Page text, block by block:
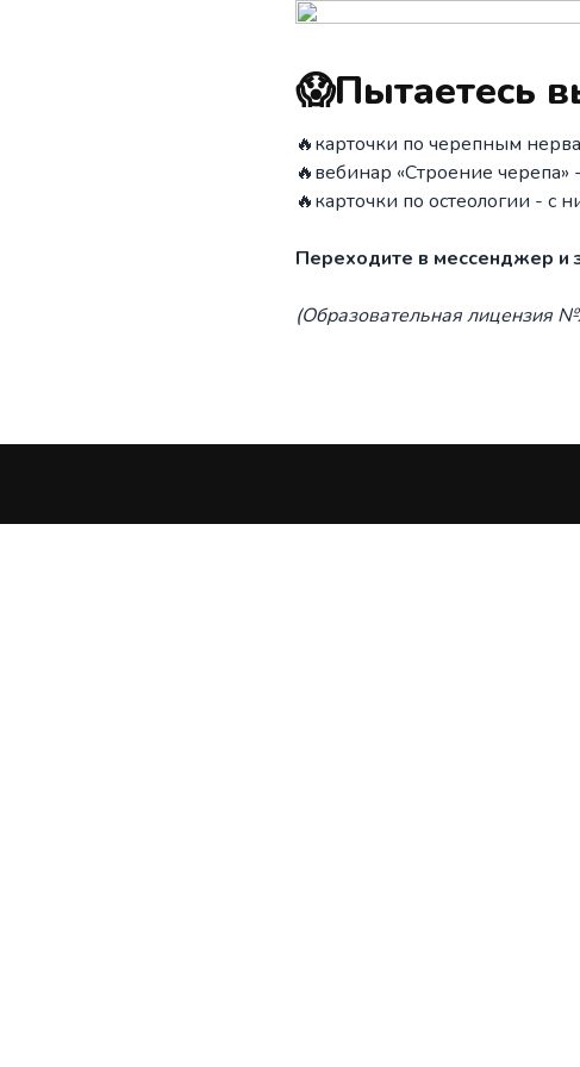
😱Пытаетесь
🔥карточки по черепным
🔥вебинар «Строение
🔥карточки по остеологии - с
Переходите в мессенджер и
(Образовательная